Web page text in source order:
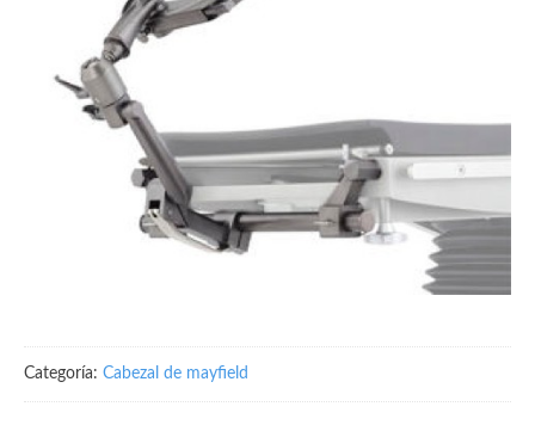
Categoría: Cabezal de mayfield